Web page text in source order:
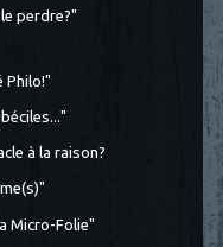
perdre?"
Philo!"
à la raison?
Micro-Folie"